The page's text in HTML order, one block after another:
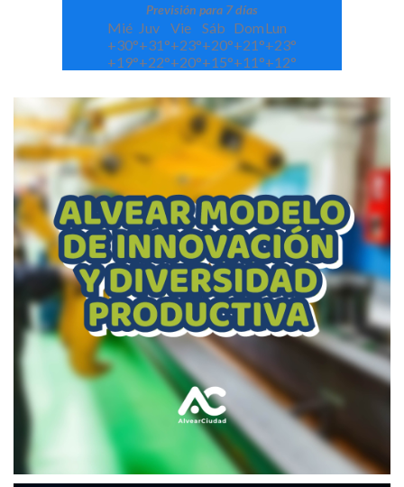
Previsión para 7 días
Mié Juv Vie Sáb DomLun
+30°+31°+23°+20°+21°+23°
+19°+22°+20°+15°+11°+12°